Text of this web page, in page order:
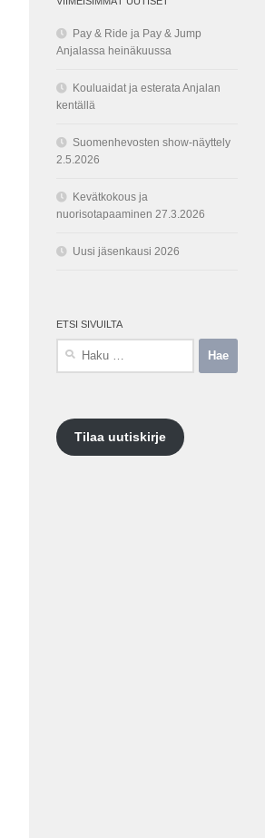
Pay & Ride ja Pay & Jump
Anjalassa heinäkuussa
Kouluaidat ja esterata Anjalan
kentällä
Suomenhevosten show-näyttely
2.5.2026
Kevätkokous ja
nuorisotapaaminen 27.3.2026
Uusi jäsenkausi 2026
ETSI SIVUILTA
Tilaa uutiskirje